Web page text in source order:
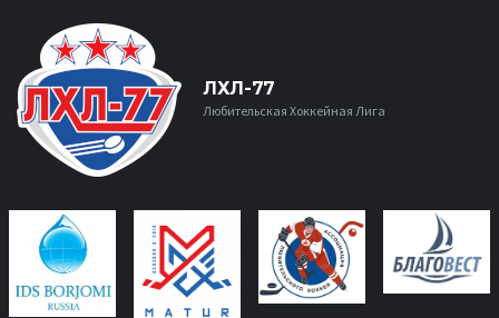
ЛХЛ-77
Любительская Хоккейная Лига